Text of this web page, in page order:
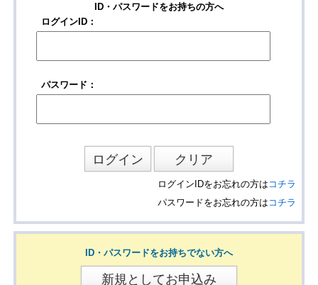
ID・パスワードをお持ちの方へ
ログインID：
パスワード：
ログインIDをお忘れの方は コチラ
パスワードをお忘れの方は コチラ
ID・パスワードをお持ちでない方へ